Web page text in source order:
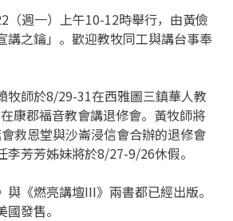
（週一）上午10-12時舉行，由黃儉
講之鑰」。歡迎教牧同工與講台事奉
牧師於8/29-31在西雅圖三鎮華人教
康郡福音教會講退修會。黃牧師將
救恩堂與沙崙浸信會合辦的退修會
李芳芳姊妹將於8/27-9/26休假。
與《燃亮講壇III》兩書都已經出版。
發售。